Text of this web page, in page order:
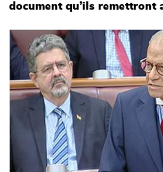
document qu’ils remettront
Main picture